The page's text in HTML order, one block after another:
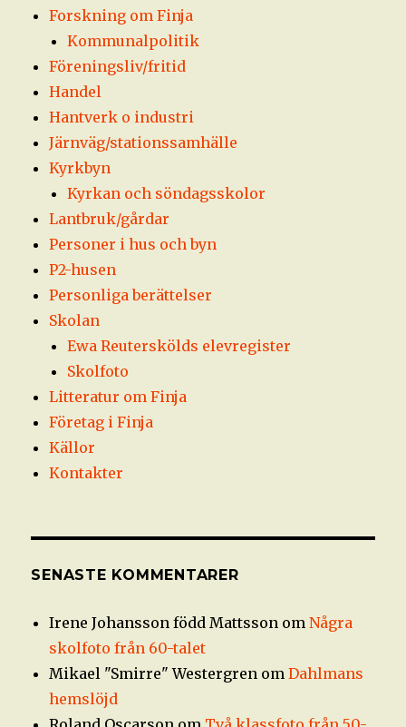
Forskning om Finja
Kommunalpolitik
Föreningsliv/fritid
Handel
Hantverk o industri
Järnväg/stationssamhälle
Kyrkbyn
Kyrkan och söndagsskolor
Lantbruk/gårdar
Personer i hus och byn
P2-husen
Personliga berättelser
Skolan
Ewa Reuterskölds elevregister
Skolfoto
Litteratur om Finja
Företag i Finja
Källor
Kontakter
SENASTE KOMMENTARER
Irene Johansson född Mattsson omNågra
skolfoto från 60-talet
Mikael "Smirre" Westergren omDahlmans
hemslöjd